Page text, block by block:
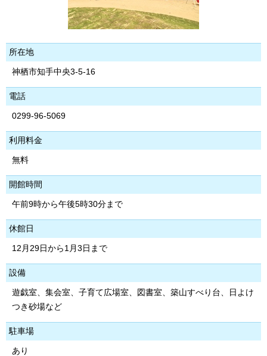
所在地
神栖市知手中央3-5-16
電話
0299-96-5069
利用料金
無料
開館時間
午前9時から午後5時30分まで
休館日
12月29日から1月3日まで
設備
遊戯室、集会室、子育て広場室、図書室、築山すべり台、日よけ
つき砂場など
駐車場
あり